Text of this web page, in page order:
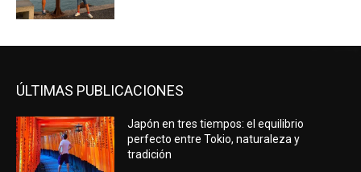
ÚLTIMAS PUBLICACIONES
Japón en tres tiempos: el equilibrio
perfecto entre Tokio, naturaleza y
tradición